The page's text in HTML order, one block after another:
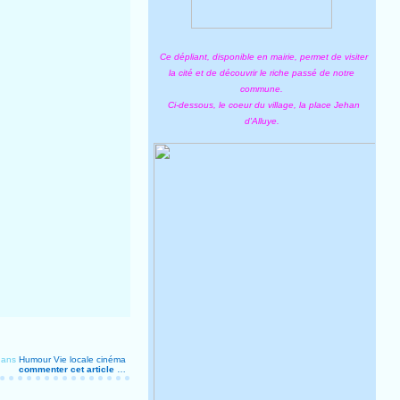
Humour Vie locale cinéma
commenter cet article
Ce dépliant, disponible en mairie, permet de visiter
la cité et de découvrir le riche passé de notre
commune.
Ci-dessous, le coeur du village, la place Jehan
d'Alluye.